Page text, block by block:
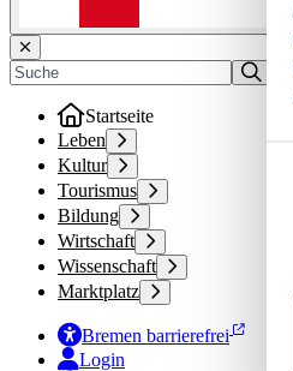
Startseite
Leben
Kultur
Tourismus
Bildung
Wirtschaft
Wissenschaft
Marktplatz
Bremen barrierefrei
Login